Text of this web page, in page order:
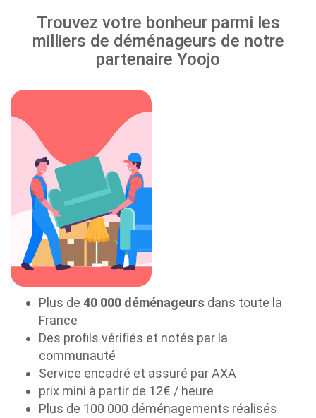
Trouvez votre bonheur parmi les
milliers de déménageurs de notre
partenaire Yoojo
Plus de 40 000 déménageurs dans toute la
France
Des profils vérifiés et notés par la
communauté
Service encadré et assuré par AXA
prix mini à partir de 12€ / heure
Plus de 100 000 déménagements réalisés